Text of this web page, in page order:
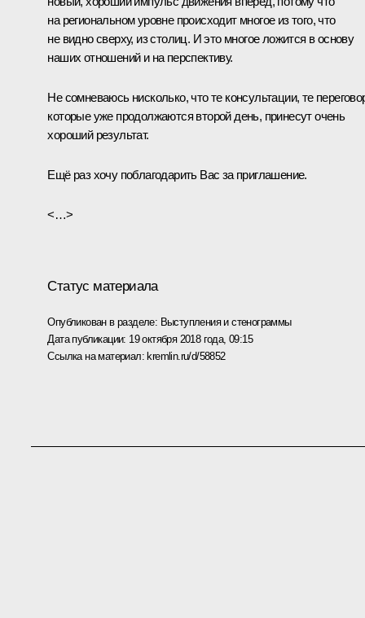
на региональном уровне происходит многое из того, что
не видно сверху, из столиц. И это многое ложится в основу
наших отношений и на перспективу.
Не сомневаюсь нисколько, что те консультации, те
которые уже продолжаются второй день, принесут очень
хороший результат.
Ещё раз хочу поблагодарить Вас за приглашение.
<…>
Статус материала
Опубликован в разделе: Выступления и стенограммы
Дата публикации: 19 октября 2018 года, 09:15
Ссылка на материал:kremlin.ru/d/58852